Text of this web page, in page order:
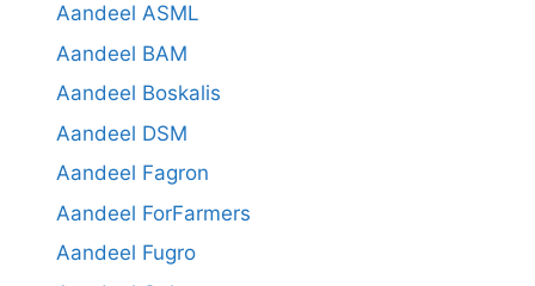
Aandeel ASML
Aandeel BAM
Aandeel Boskalis
Aandeel DSM
Aandeel Fagron
Aandeel ForFarmers
Aandeel Fugro